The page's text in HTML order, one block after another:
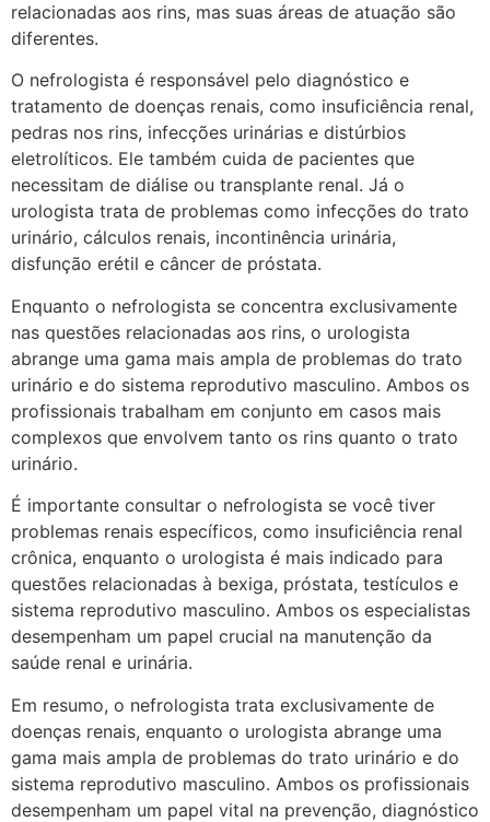
relacionadas aos rins, mas suas áreas de atuação são
diferentes.
O nefrologista é responsável pelo diagnóstico e
tratamento de doenças renais, como insuficiência renal,
pedras nos rins, infecções urinárias e distúrbios
eletrolíticos. Ele também cuida de pacientes que
necessitam de diálise ou transplante renal. Já o
urologista trata de problemas como infecções do trato
urinário, cálculos renais, incontinência urinária,
disfunção erétil e câncer de próstata.
Enquanto o nefrologista se concentra exclusivamente
nas questões relacionadas aos rins, o urologista
abrange uma gama mais ampla de problemas do trato
urinário e do sistema reprodutivo masculino. Ambos os
profissionais trabalham em conjunto em casos mais
complexos que envolvem tanto os rins quanto o trato
urinário.
É importante consultar o nefrologista se você tiver
problemas renais específicos, como insuficiência renal
crônica, enquanto o urologista é mais indicado para
questões relacionadas à bexiga, próstata, testículos e
sistema reprodutivo masculino. Ambos os especialistas
desempenham um papel crucial na manutenção da
saúde renal e urinária.
Em resumo, o nefrologista trata exclusivamente de
doenças renais, enquanto o urologista abrange uma
gama mais ampla de problemas do trato urinário e do
sistema reprodutivo masculino. Ambos os profissionais
desempenham um papel vital na prevenção, diagnóstico